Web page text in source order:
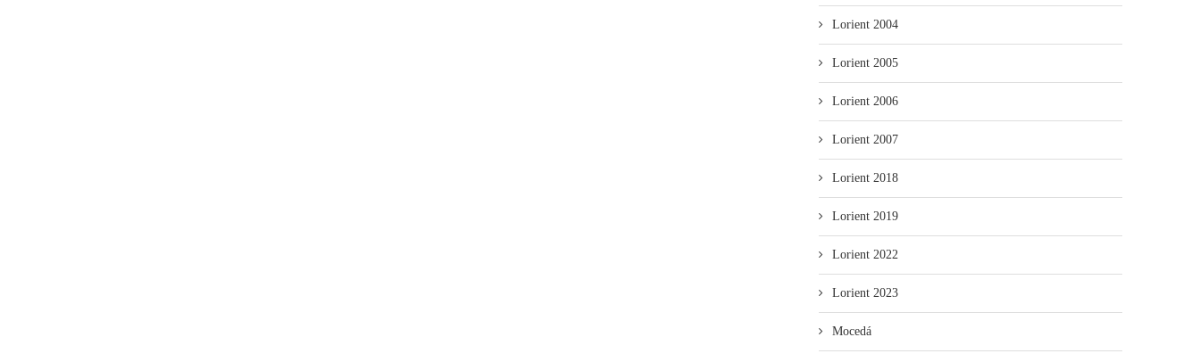
Lorient 2004
Lorient 2005
Lorient 2006
Lorient 2007
Lorient 2018
Lorient 2019
Lorient 2022
Lorient 2023
Mocedá